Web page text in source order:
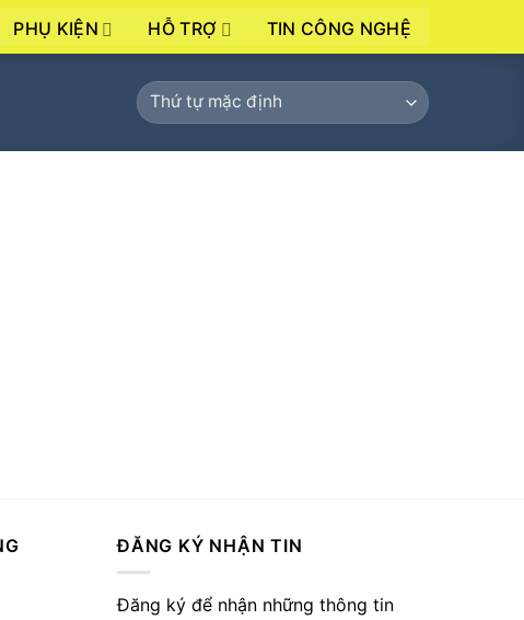
PHỤ KIỆN HỖ TRỢ TIN CÔNG NGHỆ
ĐĂNG KÝ NHẬN TIN
Đăng ký để nhận những thông tin